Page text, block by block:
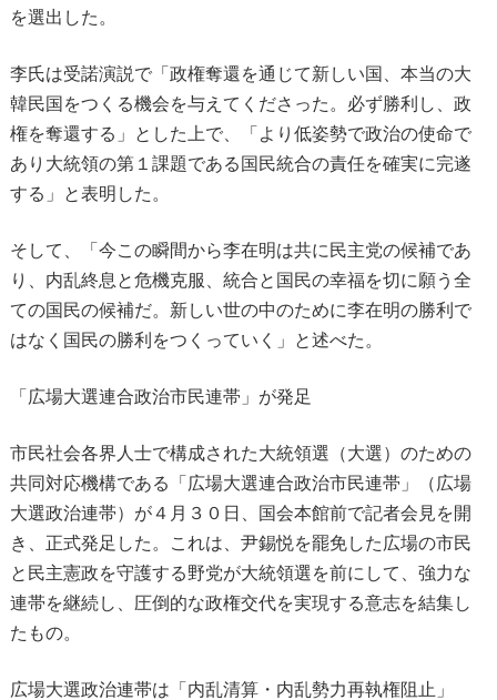
を選出した。
李氏は受諾演説で「政権奪還を通じて新しい国、本当の大
韓民国をつくる機会を与えてくださった。必ず勝利し、政
権を奪還する」とした上で、「より低姿勢で政治の使命で
あり大統領の第１課題である国民統合の責任を確実に完遂
する」と表明した。
そして、「今この瞬間から李在明は共に民主党の候補であ
り、内乱終息と危機克服、統合と国民の幸福を切に願う全
ての国民の候補だ。新しい世の中のために李在明の勝利で
はなく国民の勝利をつくっていく」と述べた。
「広場大選連合政治市民連帯」が発足
市民社会各界人士で構成された大統領選（大選）のための
共同対応機構である「広場大選連合政治市民連帯」（広場
大選政治連帯）が４月３０日、国会本館前で記者会見を開
き、正式発足した。これは、尹錫悦を罷免した広場の市民
と民主憲政を守護する野党が大統領選を前にして、強力な
連帯を継続し、圧倒的な政権交代を実現する意志を結集し
たもの。
広場大選政治連帯は「内乱清算・内乱勢力再執権阻止」